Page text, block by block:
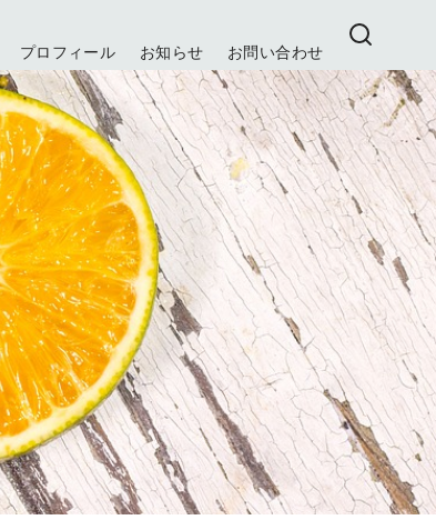
プロフィール お知らせ お問い合わせ